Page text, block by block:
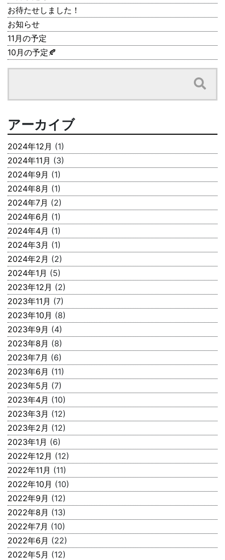
お待たせしました！
お知らせ
11月の予定
10月の予定🍂
アーカイブ
2024年12月 (1)
2024年11月 (3)
2024年9月 (1)
2024年8月 (1)
2024年7月 (2)
2024年6月 (1)
2024年4月 (1)
2024年3月 (1)
2024年2月 (2)
2024年1月 (5)
2023年12月 (2)
2023年11月 (7)
2023年10月 (8)
2023年9月 (4)
2023年8月 (8)
2023年7月 (6)
2023年6月 (11)
2023年5月 (7)
2023年4月 (10)
2023年3月 (12)
2023年2月 (12)
2023年1月 (6)
2022年12月 (12)
2022年11月 (11)
2022年10月 (10)
2022年9月 (12)
2022年8月 (13)
2022年7月 (10)
2022年6月 (22)
2022年5月 (12)